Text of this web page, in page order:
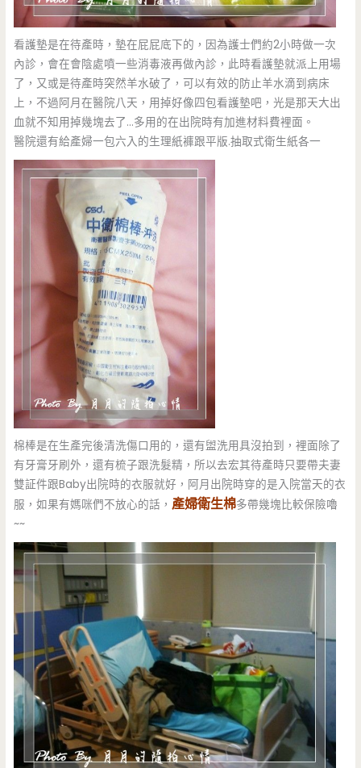
看護墊是在待產時，墊在屁屁底下的，因為護士們約2小時做一次
內診，會在會陰處噴一些消毒液再做內診，此時看護墊就派上用場
了，又或是待產時突然羊水破了，可以有效的防止羊水滴到病床
上，不過阿月在醫院八天，用掉好像四包看護墊吧，光是那天大出
血就不知用掉幾塊去了…多用的在出院時有加進材料費裡面。
醫院還有給產婦一包六入的生理紙褲跟平版.抽取式衛生紙各一
棉棒是在生產完後清洗傷口用的，還有盥洗用具沒拍到，裡面除了
有牙膏牙刷外，還有梳子跟洗髮精，所以去宏其待產時只要帶夫妻
雙証件跟Baby出院時的衣服就好，阿月出院時穿的是入院當天的衣
服，如果有媽咪們不放心的話，產婦衛生棉多帶幾塊比較保險嚕
~~